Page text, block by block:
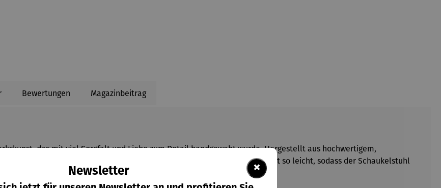
Bewertungen Magazinbeitrag
das mit viel Sorgfalt und Liebe zum Detail handgewebt wurde. Hergestellt aus hochwertigem,
ansprechend, sondern auch äußerst langlebig. Die Farben verlassen nicht so leicht, sodass der Schaukelstuhl
×
Newsletter